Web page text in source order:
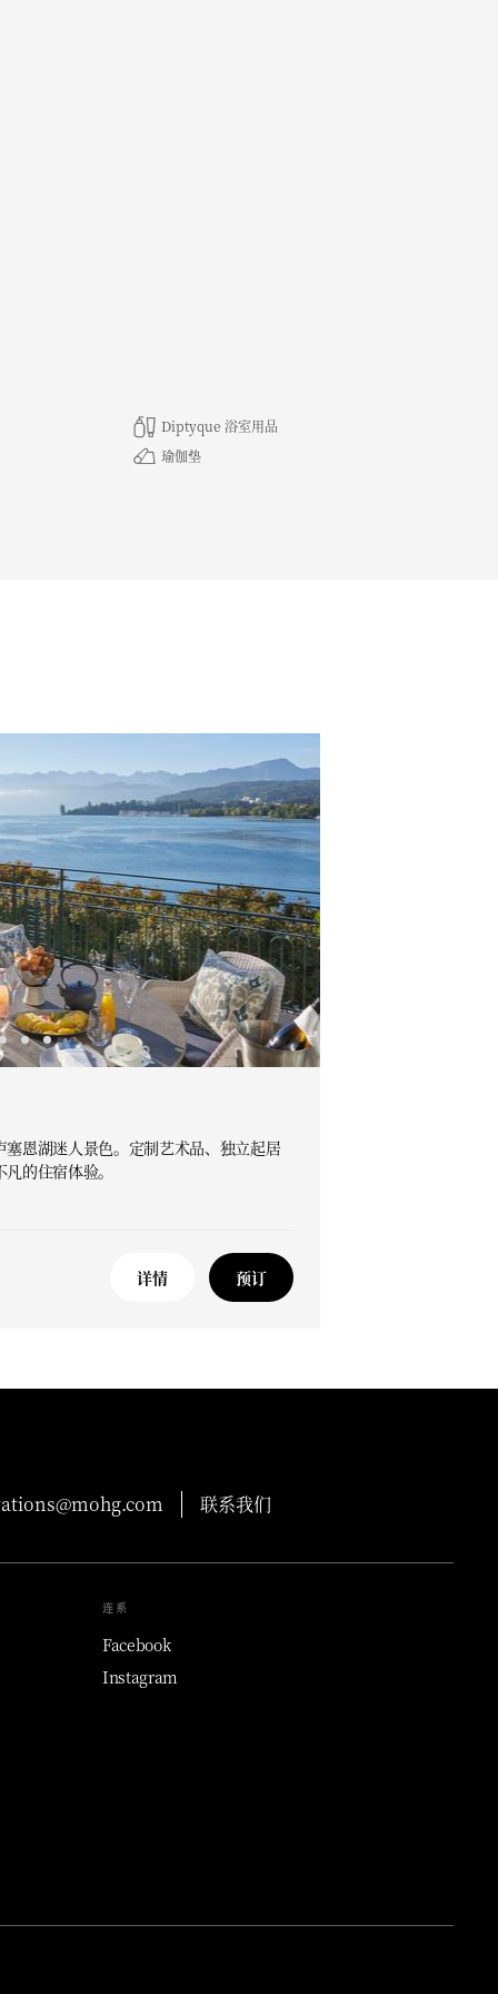
Diptyque 浴室用品
瑜伽垫
恩湖迷人景色。定制艺术品、独立起居
的住宿体验。
详情 预订
联系我们
连系
Facebook
Instagram